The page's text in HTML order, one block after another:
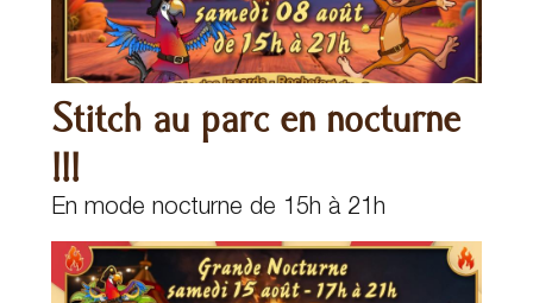
Stitch au parc en nocturne
!!!
En mode nocturne de 15h à 21h